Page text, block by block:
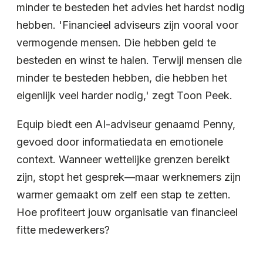
minder te besteden het advies het hardst nodig
hebben. 'Financieel adviseurs zijn vooral voor
vermogende mensen. Die hebben geld te
besteden en winst te halen. Terwijl mensen die
minder te besteden hebben, die hebben het
eigenlijk veel harder nodig,' zegt Toon Peek.
Equip biedt een AI-adviseur genaamd Penny,
gevoed door informatiedata en emotionele
context. Wanneer wettelijke grenzen bereikt
zijn, stopt het gesprek—maar werknemers zijn
warmer gemaakt om zelf een stap te zetten.
Hoe profiteert jouw organisatie van financieel
fitte medewerkers?